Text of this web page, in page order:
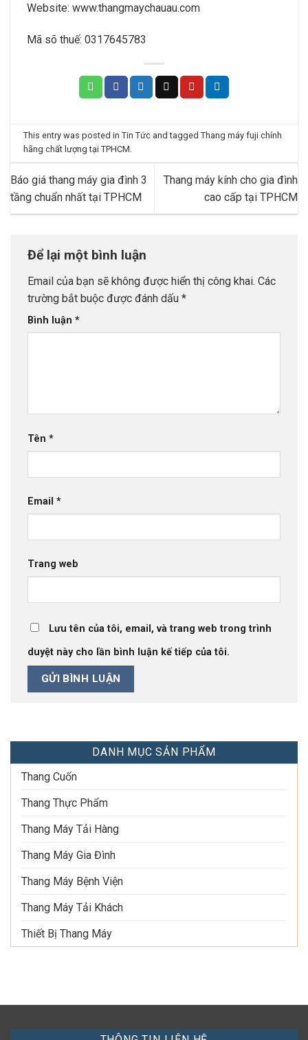
Website: www.thangmaychauau.com
Mã sõ thuế: 0317645783
This entry was posted inTin Tức and taggedThang máy fuji chính
hãng chất lượng tại TPHCM.
Báo giá thang máy gia đình 3
tầng chuẩn nhất tại TPHCM
Thang máy kính cho gia đình
cao cấp tại TPHCM
Để lại một bình luận
Email của bạn sẽ không được hiển thị công khai. Các
trường bắt buộc được đánh dấu *
Bình luận *
Tên *
Email *
Trang web
Lưu tên của tôi, email, và trang web trong trình
duyệt này cho lần bình luận kế tiếp của tôi.
DANH MỤC SẢN PHẨM
Thang Cuốn
Thang Thực Phẩm
Thang Máy Tải Hàng
Thang Máy Gia Đình
Thang Máy Bệnh Viện
Thang Máy Tải Khách
Thiết Bị Thang Máy